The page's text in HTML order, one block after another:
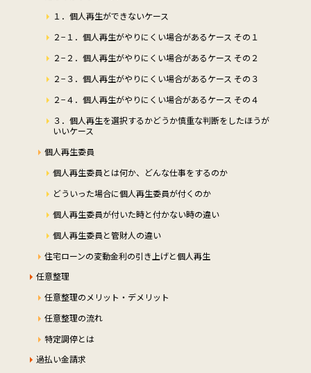
１．個人再生ができないケース
２−１．個人再生がやりにくい場合があるケース その１
２−２．個人再生がやりにくい場合があるケース その２
２−３．個人再生がやりにくい場合があるケース その３
２−４．個人再生がやりにくい場合があるケース その４
３．個人再生を選択するかどうか慎重な判断をしたほうが
いいケース
個人再生委員
個人再生委員とは何か、どんな仕事をするのか
どういった場合に個人再生委員が付くのか
個人再生委員が付いた時と付かない時の違い
個人再生委員と管財人の違い
住宅ローンの変動金利の引き上げと個人再生
任意整理
任意整理のメリット・デメリット
任意整理の流れ
特定調停とは
過払い金請求